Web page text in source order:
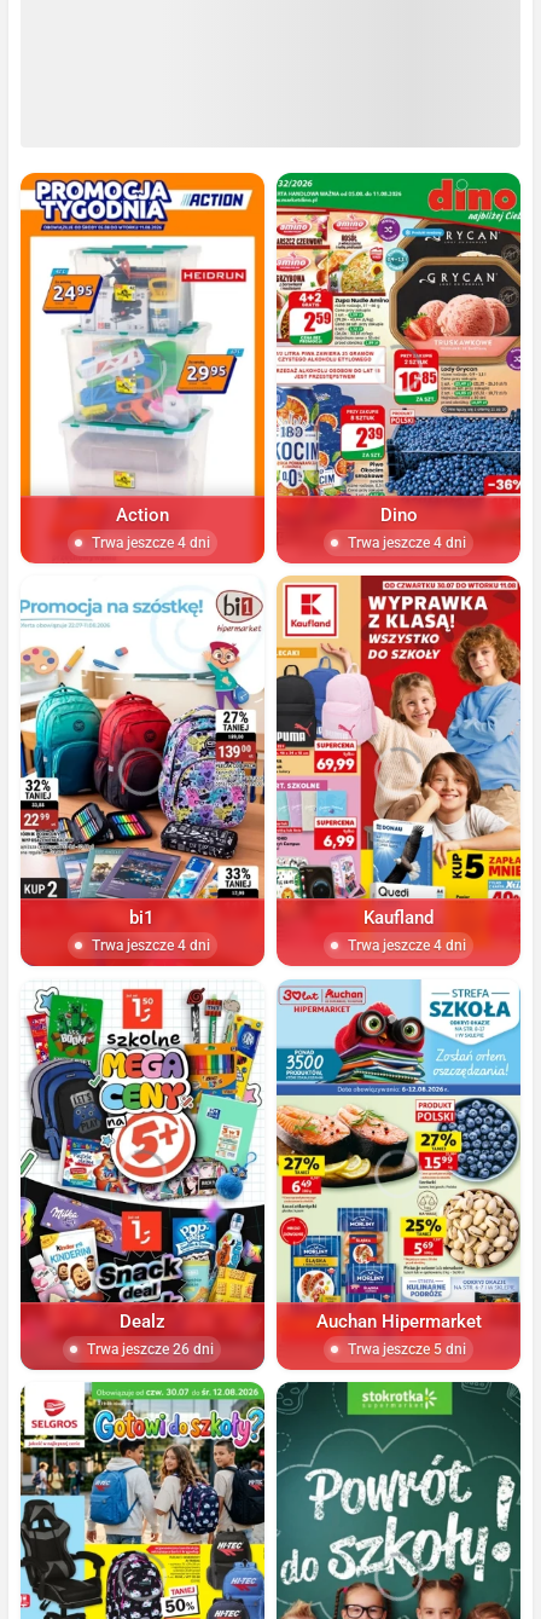
Action
Trwa jeszcze 4 dni
Dino
Trwa jeszcze 4 dni
bi1
Trwa jeszcze 4 dni
Kaufland
Trwa jeszcze 4 dni
Dealz
Trwa jeszcze 26 dni
Auchan Hipermarket
Trwa jeszcze 5 dni